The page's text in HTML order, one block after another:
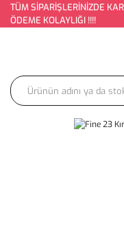
TÜM SİPARİŞLERİNİZDE
ÖDEME KOLAYLIĞI !!!!